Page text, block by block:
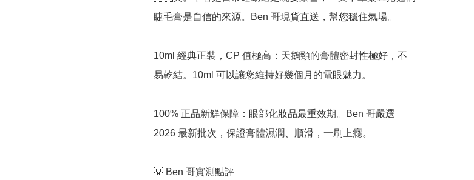
睫毛膏是自信的來源。Ben 哥現貨直送，幫您穩住氣場。
10ml 經典正裝，CP 值極高：天鵝頸的膏體密封性極好，不
易乾結。10ml 可以讓您維持好幾個月的電眼魅力。
100% 正品新鮮保障：眼部化妝品最重效期。Ben 哥嚴選
2026 最新批次，保證膏體濕潤、順滑，一刷上癮。
💡 Ben 哥實測點評